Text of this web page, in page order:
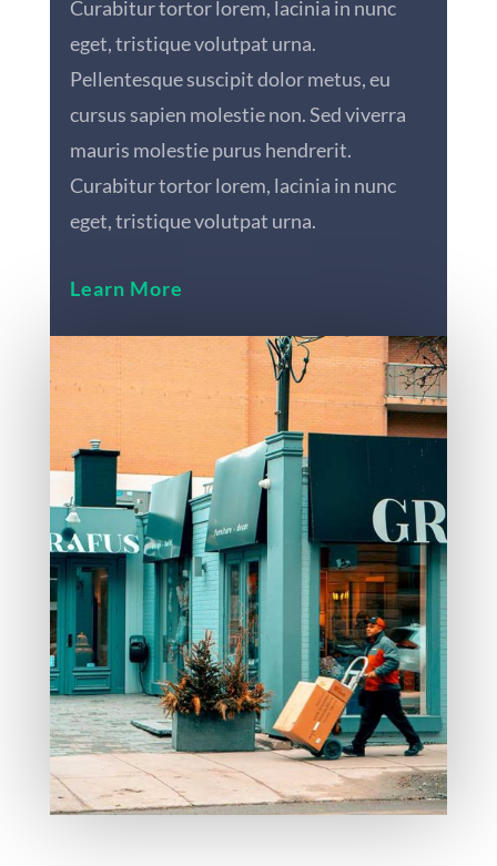
Curabitur tortor lorem, lacinia in nunc
eget, tristique volutpat urna.
Pellentesque suscipit dolor metus, eu
cursus sapien molestie non. Sed viverra
mauris molestie purus hendrerit.
Curabitur tortor lorem, lacinia in nunc
eget, tristique volutpat urna.
Learn More